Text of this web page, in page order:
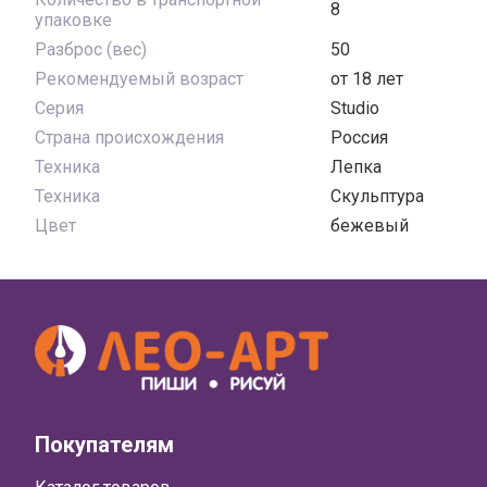
упаковке
8
Разброс (вес)
50
Рекомендуемый возраст
от 18 лет
Серия
Studio
Страна происхождения
Россия
Техника
Лепка
Техника
Скульптура
Цвет
бежевый
Покупателям